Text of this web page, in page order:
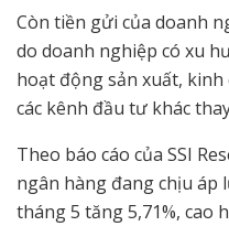
Còn tiền gửi của doanh
do doanh nghiệp có xu
hoạt động sản xuất, kinh
các kênh đầu tư khác
Theo báo cáo của SSI
ngân hàng đang chịu áp
tháng 5 tăng 5,71%, cao